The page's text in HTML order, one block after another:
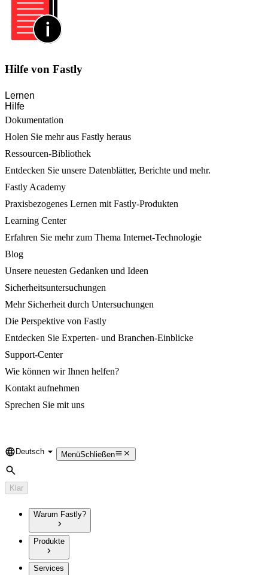
Hilfe von Fastly
Lernen
Hilfe
Dokumentation
Holen Sie mehr aus Fastly heraus
Ressourcen-Bibliothek
Entdecken Sie unsere Datenblätter, Berichte und mehr.
Fastly Academy
Praxisbezogenes Lernen mit Fastly-Produkten
Learning Center
Erfahren Sie mehr zum Thema Internet-Technologie
Blog
Unsere neuesten Gedanken und Ideen
Sicherheitsuntersuchungen
Mehr Sicherheit durch Untersuchungen
Die Perspektive von Fastly
Entdecken Sie Experten- und Branchen-Einblicke
Support-Center
Wie können wir Ihnen helfen?
Kontakt aufnehmen
Sprechen Sie mit uns
Language
Deutsch MenüSchließen
Suche
Klar
Warum Fastly?
Produkte
Services